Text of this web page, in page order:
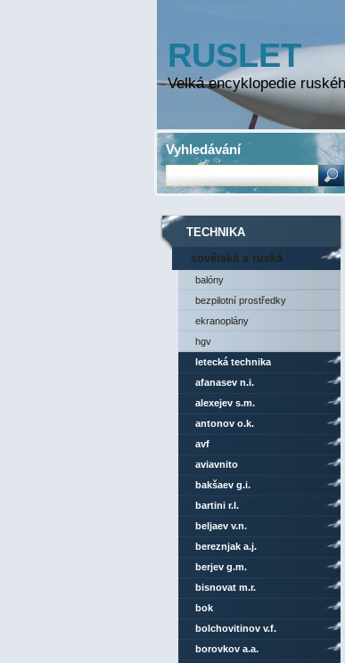
RUSLET
Velká encyklopedie
TECHNIKA
sovětská a ruská
technika
balóny
bezpilotní prostředky
ekranoplány
hgv
letecká technika
afanasev n.i.
alexejev s.m.
antonov o.k.
avf
aviavnito
bakšaev g.i.
bartini r.l.
beljaev v.n.
bereznjak a.j.
berjev g.m.
bisnovat m.r.
bok
bolchovitinov v.f.
borovkov a.a.
Vyhledávání